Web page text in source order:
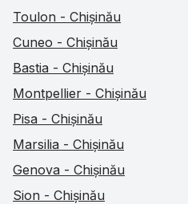
Toulon - Chișinău
Cuneo - Chișinău
Bastia - Chișinău
Montpellier - Chișinău
Pisa - Chișinău
Marsilia - Chișinău
Genova - Chișinău
Sion - Chișinău